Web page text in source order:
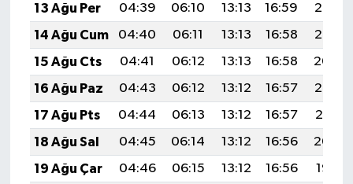
13 Ağu Per
04:39 06:10 13:13 16:59
20:06
14 Ağu Cum
04:40 06:11 13:13 16:58
20:05
15 Ağu Cts
04:41 06:12 13:13 16:58
20:04
16 Ağu Paz
04:43 06:12 13:12 16:57
20:02
17 Ağu Pts
04:44 06:13 13:12 16:57
20:01
18 Ağu Sal
04:45 06:14 13:12 16:56
20:00
19 Ağu Çar
04:46 06:15 13:12 16:56
19:58